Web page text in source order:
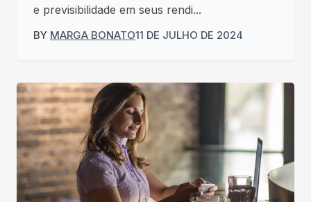
e previsibilidade em seus rendi...
BY MARGA BONATO11 DE JULHO DE 2024